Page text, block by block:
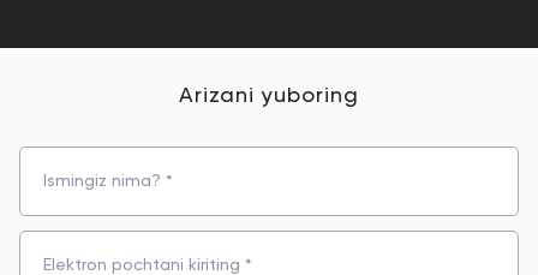
Arizani yuboring
Ismingiz nima? *
Elektron pochtani kiriting *